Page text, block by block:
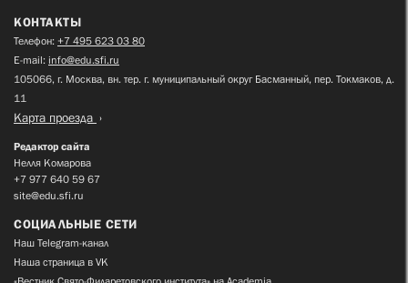
КОНТАКТЫ
Телефон: +7 495 623 03 80
E-mail: info@edu.sfi.ru
105066, г. Москва, вн. тер. г. муниципальный округ Басманный, пер. Токмаков, д.
11
Карта проезда
Редактор сайта
Нелля Комарова
+7 977 640 59 67
site@edu.sfi.ru
СОЦИАЛЬНЫЕ СЕТИ
Наш Telegram-канал
Наша страница в VK